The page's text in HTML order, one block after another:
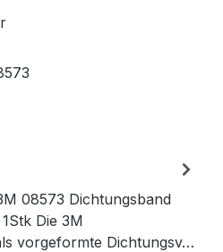
08573 Dichtungsband
Die 3M
vorgeformte Dichtungsv…